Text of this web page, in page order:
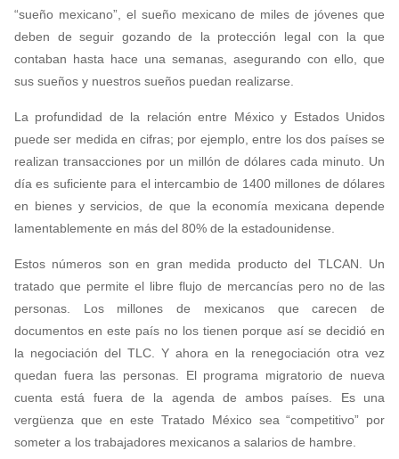
“sueño mexicano”, el sueño mexicano de miles de jóvenes que
deben de seguir gozando de la protección legal con la que
contaban hasta hace una semanas, asegurando con ello, que
sus sueños y nuestros sueños puedan realizarse.
La profundidad de la relación entre México y Estados Unidos
puede ser medida en cifras; por ejemplo, entre los dos países se
realizan transacciones por un millón de dólares cada minuto. Un
día es suficiente para el intercambio de 1400 millones de dólares
en bienes y servicios, de que la economía mexicana depende
lamentablemente en más del 80% de la estadounidense.
Estos números son en gran medida producto del TLCAN. Un
tratado que permite el libre flujo de mercancías pero no de las
personas. Los millones de mexicanos que carecen de
documentos en este país no los tienen porque así se decidió en
la negociación del TLC. Y ahora en la renegociación otra vez
quedan fuera las personas. El programa migratorio de nueva
cuenta está fuera de la agenda de ambos países. Es una
vergüenza que en este Tratado México sea “competitivo” por
someter a los trabajadores mexicanos a salarios de hambre.